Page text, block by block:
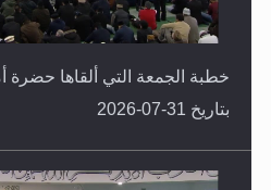
خطبة الجمعة التي ألقاها حضرة